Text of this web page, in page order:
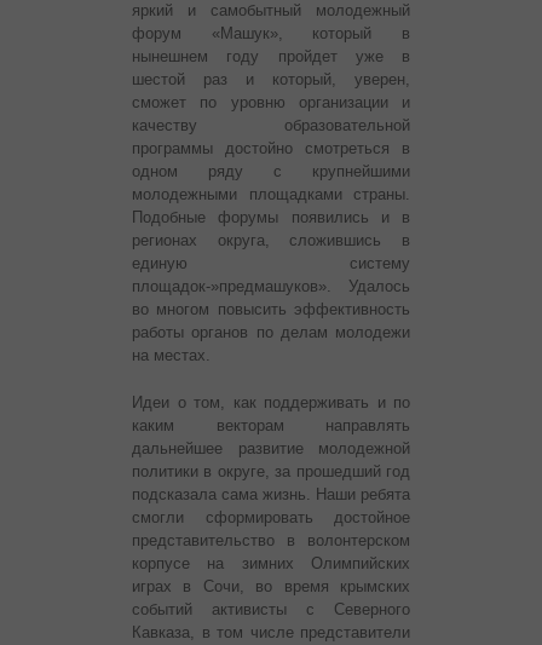
яркий и самобытный молодежный
форум «Машук», который в
нынешнем году пройдет уже в
шестой раз и который, уверен,
сможет по уровню организации и
качеству образовательной
программы достойно смотреться в
одном ряду с крупнейшими
молодежными площадками страны.
Подобные форумы появились и в
регионах округа, сложившись в
единую систему
площадок-»предмашуков». Удалось
во многом повысить эффективность
работы органов по делам молодежи
на местах.
Идеи о том, как поддерживать и по
каким векторам направлять
дальнейшее развитие молодежной
политики в округе, за прошедший год
подсказала сама жизнь. Наши ребята
смогли сформировать достойное
представительство в волонтерском
корпусе на зимних Олимпийских
играх в Сочи, во время крымских
событий активисты с Северного
Кавказа, в том числе представители